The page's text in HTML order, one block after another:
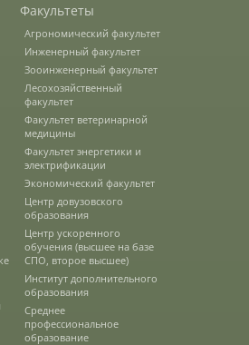
абитуриентов
работе
Факультеты
Агрономический факультет
Инженерный факультет
Зооинженерный факультет
Лесохозяйственный
факультет
Факультет ветеринарной
медицины
Факультет энергетики и
электрификации
Экономический факультет
Центр довузовского
образования
Центр ускоренного
обучения (высшее на базе
СПО, второе высшее)
Институт дополнительного
образования
Среднее
профессиональное
образование